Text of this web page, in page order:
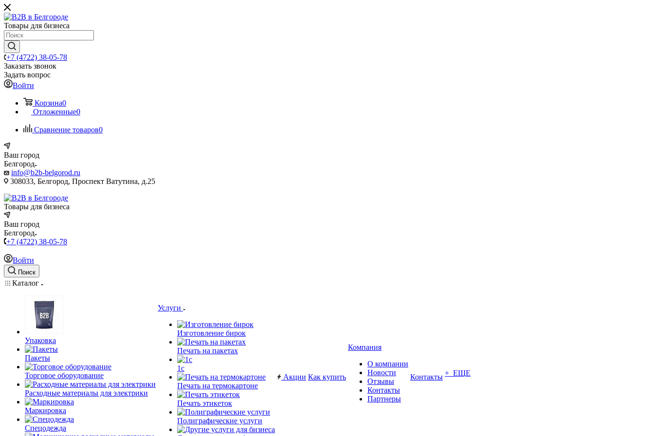
Товары для бизнеса
+7 (4722) 38-05-78
Заказать звонок
Задать вопрос
Войти
Корзина0
Отложенные0
Сравнение товаров0
Ваш город
Белгород
info@b2b-belgorod.ru
308033, Белгород, Проспект Ватутина, д.25
Товары для бизнеса
Ваш город
Белгород
+7 (4722) 38-05-78
Войти
Поиск
Каталог
Упаковка
Пакеты
Торговое оборудование
Расходные материалы для электрики
Маркировка
Спецодежда
Услуги
Изготовление бирок
Печать на пакетах
1c
Печать на термокартоне
Печать этикеток
Полиграфические услуги
Акции Как купить
Компания
О компании
Новости
Отзывы
Контакты
Партнеры
Контакты + ЕЩЕ